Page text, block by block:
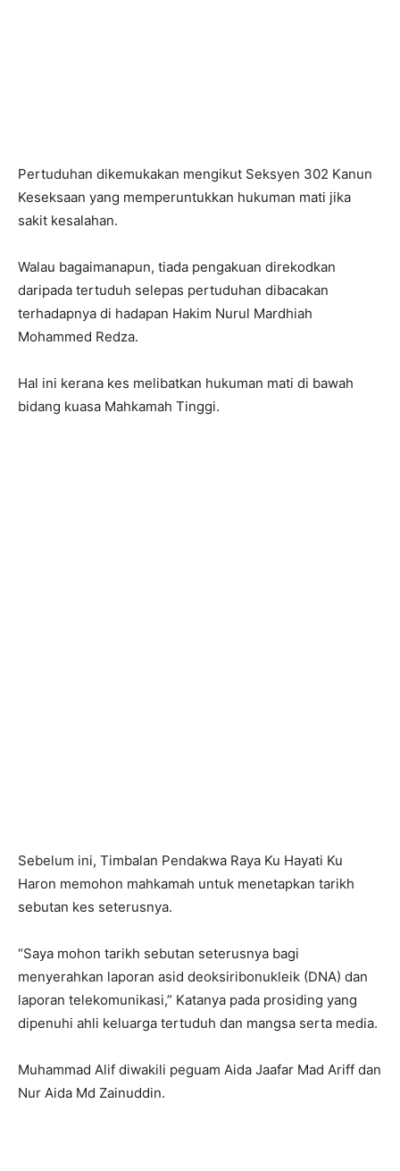
Pertuduhan dikemukakan mengikut Seksyen 302 Kanun
Keseksaan yang memperuntukkan hukuman mati jika
sakit kesalahan.
Walau bagaimanapun, tiada pengakuan direkodkan
daripada tertuduh selepas pertuduhan dibacakan
terhadapnya di hadapan Hakim Nurul Mardhiah
Mohammed Redza.
Hal ini kerana kes melibatkan hukuman mati di bawah
bidang kuasa Mahkamah Tinggi.
Sebelum ini, Timbalan Pendakwa Raya Ku Hayati Ku
Haron memohon mahkamah untuk menetapkan tarikh
sebutan kes seterusnya.
“Saya mohon tarikh sebutan seterusnya bagi
menyerahkan laporan asid deoksiribonukleik (DNA) dan
laporan telekomunikasi,” Katanya pada prosiding yang
dipenuhi ahli keluarga tertuduh dan mangsa serta media.
Muhammad Alif diwakili peguam Aida Jaafar Mad Ariff dan
Nur Aida Md Zainuddin.